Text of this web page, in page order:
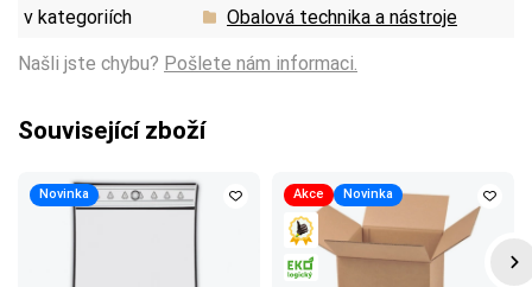
v kategoriích
Obalová technika a nástroje
Našli jste chybu? Pošlete nám informaci.
Související zboží
Novinka Akce Novinka